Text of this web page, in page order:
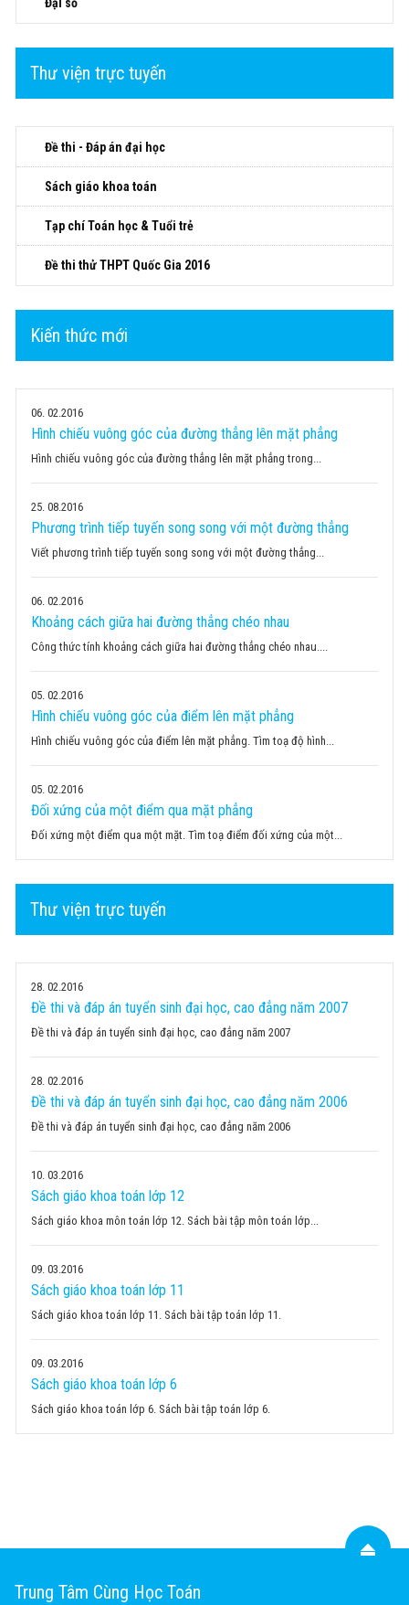
Đại số
Thư viện trực tuyến
Đề thi - Đáp án đại học
Sách giáo khoa toán
Tạp chí Toán học & Tuổi trẻ
Đề thi thử THPT Quốc Gia 2016
Kiến thức mới
06 02.2016
Hình chiếu vuông góc của đường thẳng lên mặt phẳng
Hình chiếu vuông góc của đường thẳng lên mặt phẳng trong...
25 08.2016
Phương trình tiếp tuyến song song với một đường thẳng
Viết phương trình tiếp tuyến song song với một đường thẳng...
06 02.2016
Khoảng cách giữa hai đường thẳng chéo nhau
Công thức tính khoảng cách giữa hai đường thẳng chéo nhau....
05 02.2016
Hình chiếu vuông góc của điểm lên mặt phẳng
Hình chiếu vuông góc của điểm lên mặt phẳng. Tìm toạ độ hình...
05 02.2016
Đối xứng của một điểm qua mặt phẳng
Đối xứng một điểm qua một mặt. Tìm toạ điểm đối xứng của một...
Thư viện trực tuyến
28 02.2016
Đề thi và đáp án tuyển sinh đại học, cao đẳng năm 2007
Đề thi và đáp án tuyển sinh đại học, cao đẳng năm 2007
28 02.2016
Đề thi và đáp án tuyển sinh đại học, cao đẳng năm 2006
Đề thi và đáp án tuyển sinh đại học, cao đẳng năm 2006
10 03.2016
Sách giáo khoa toán lớp 12
Sách giáo khoa môn toán lớp 12. Sách bài tập môn toán lớp...
09 03.2016
Sách giáo khoa toán lớp 11
Sách giáo khoa toán lớp 11. Sách bài tập toán lớp 11.
09 03.2016
Sách giáo khoa toán lớp 6
Sách giáo khoa toán lớp 6. Sách bài tập toán lớp 6.
Trung Tâm Cùng Học Toán